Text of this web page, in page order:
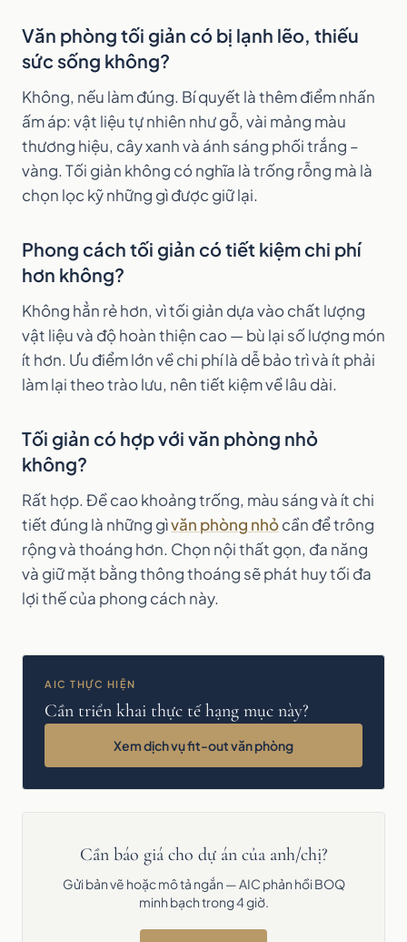
Văn phòng tối giản có bị lạnh lẽo, thiếu
sức sống không?
Không, nếu làm đúng. Bí quyết là thêm điểm nhấn
ấm áp: vật liệu tự nhiên như gỗ, vài mảng màu
thương hiệu, cây xanh và ánh sáng phối trắng –
vàng. Tối giản không có nghĩa là trống rỗng mà là
chọn lọc kỹ những gì được giữ lại.
Phong cách tối giản có tiết kiệm chi phí
hơn không?
Không hẳn rẻ hơn, vì tối giản dựa vào chất lượng
vật liệu và độ hoàn thiện cao — bù lại số lượng món
ít hơn. Ưu điểm lớn về chi phí là dễ bảo trì và ít phải
làm lại theo trào lưu, nên tiết kiệm về lâu dài.
Tối giản có hợp với văn phòng nhỏ
không?
Rất hợp. Đề cao khoảng trống, màu sáng và ít chi
tiết đúng là những gìvăn phòng nhỏcần để trông
rộng và thoáng hơn. Chọn nội thất gọn, đa năng
và giữ mặt bằng thông thoáng sẽ phát huy tối đa
lợi thế của phong cách này.
AIC THỰC HIỆN
Cần triển khai thực tế hạng mục này?
Xem dịch vụ fit-out văn phòng
Cần báo giá cho dự án của anh/chị?
Gửi bản vẽ hoặc mô tả ngắn — AIC phản hồi BOQ
minh bạch trong 4 giờ.